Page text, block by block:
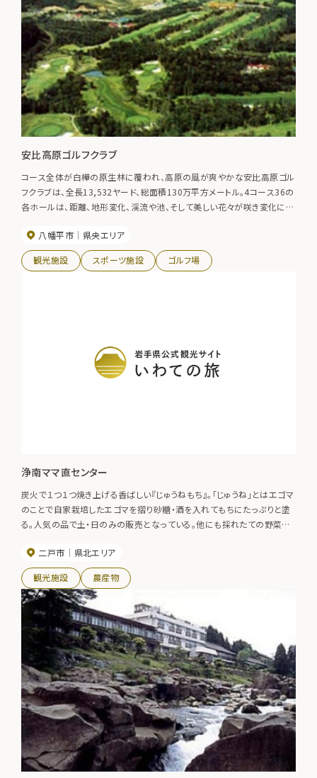
安比高原ゴルフクラブ
コース全体が白樺の原生林に覆われ、高原の風が爽やかな安比高原ゴル
フクラブは、全長13,532ヤード、総面積130万平方メートル。4コース36の
各ホールは、距離、地形変化、渓流や池、そして美しい花々が咲き変化に富
醐味を堪能できるコース。
八幡平市 県央エリア
観光施設 スポーツ施設 ゴルフ場
浄南ママ直センター
炭火で１つ１つ焼き上げる香ばしい『じゅうねもち』。「じゅうね」とはエゴマ
のことで自家栽培したエゴマを摺り砂糖・酒を入れてもちにたっぷりと塗
る。人気の品で土・日のみの販売となっている。他にも採れたての野菜な
二戸市
県北エリア
観光施設 農産物